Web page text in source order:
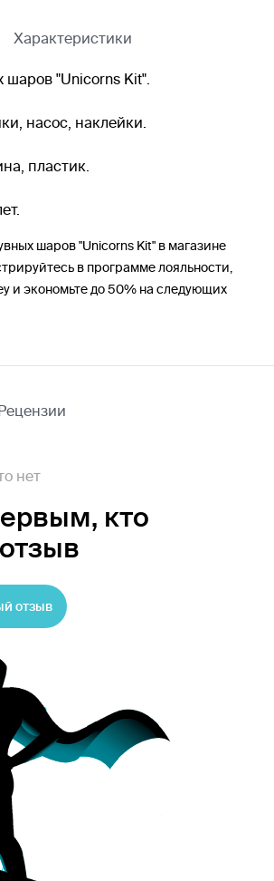
Характеристики
"Unicorns Kit".
насос, наклейки.
пластик.
шаров "Unicorns Kit" в магазине
в программе лояльности,
и экономьте до 50% на следующих
нет
кто
отзыв